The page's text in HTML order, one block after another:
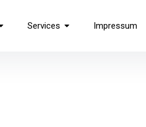
Services Impressum